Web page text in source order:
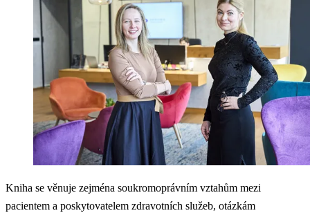
Kniha se věnuje zejména soukromoprávním vztahům mezi
pacientem a poskytovatelem zdravotních služeb, otázkám